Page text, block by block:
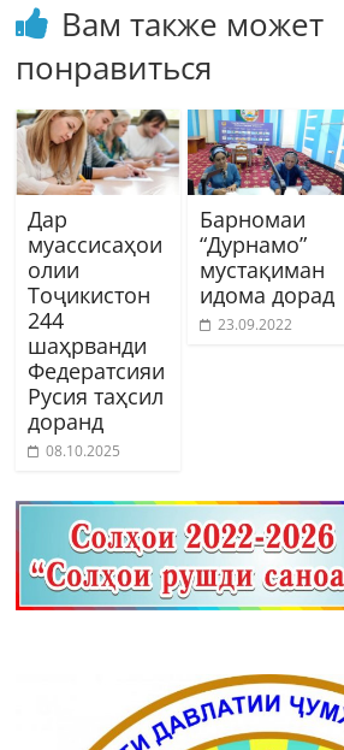
Вам также может
понравиться
Дар
муассисаҳои
олии
Тоҷикистон
244
шаҳрванди
Федератсияи
Русия таҳсил
доранд
08.10.2025
Барномаи
“Дурнамо”
мустақиман
идома дорад
23.09.2022